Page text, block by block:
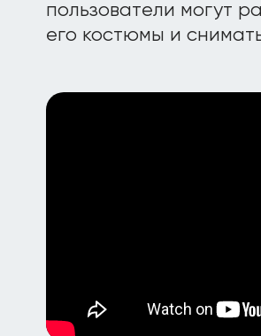
пользователи могут
его костюмы и